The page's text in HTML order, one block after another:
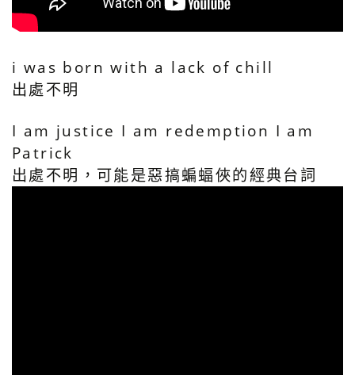
i was born with a lack of chill
出處不明
I am justice I am redemption I am
Patrick
出處不明，可能是惡搞蝙蝠俠的經典台詞